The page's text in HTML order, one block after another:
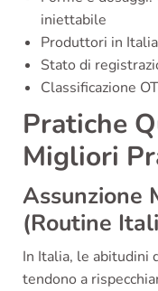
iniettabile
Produttori in
Stato di
Classificazione
Pratiche
Migliori
Assunzione
(Routine
In Italia, le abitudini
tendono a